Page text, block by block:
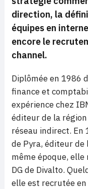
direction, la
équipes en
encore le
channel.
Diplômée en 1986
finance et
expérience chez
éditeur de la
réseau indirect. En
de Pyra, éditeur
même époque,
DG de Divalto.
elle est recrutée